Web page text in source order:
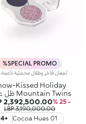
SPECIAL PROMO%
Kissed Holiday
Mountain Twins ظل عيون
- 25 %
2,392,500.00 LBP
3,190,000.00 LBP
01 Cocoa Hues
+4